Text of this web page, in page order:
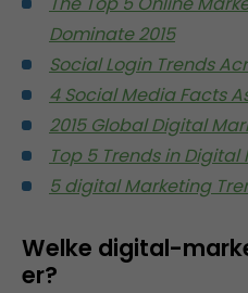
Dominate 2015
Social Login Trends
4 Social Media Facts
2015 Global Digital
Top 5 Trends in Digital
5 digital Marketing
Welke digital-
er?